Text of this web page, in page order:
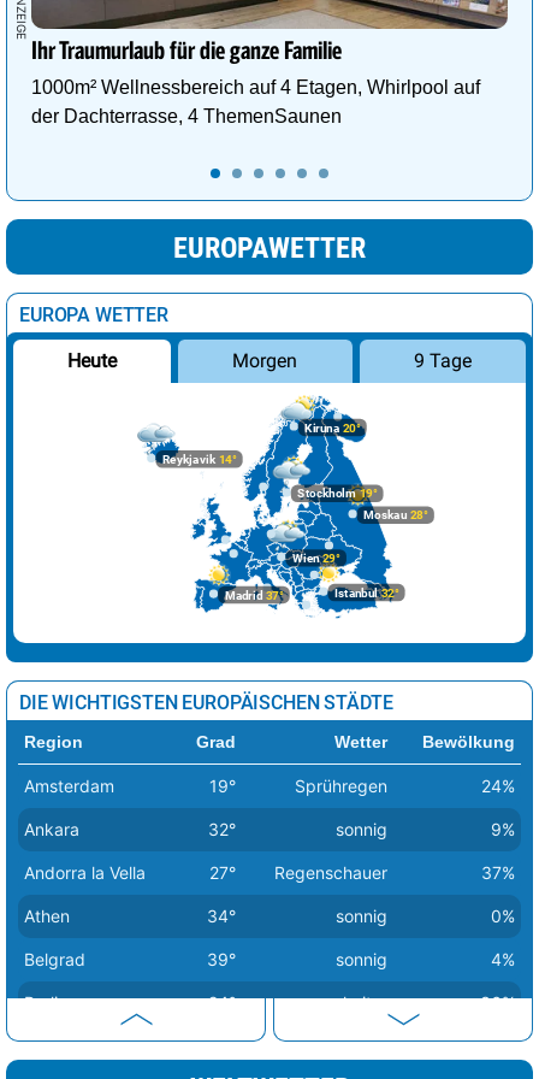
Ihr Traumurlaub für die ganze Familie
1000m² Wellnessbereich auf 4 Etagen, Whirlpool auf
der Dachterrasse, 4 ThemenSaunen
EUROPAWETTER
EUROPA WETTER
Heute Morgen 9 Tage
Kiruna 20°
Reykjavik 14°
Madrid 37°
Moskau 28°
Stockholm19°
Wien29°
Istanbul32°
DIE WICHTIGSTEN EUROPÄISCHEN STÄDTE
Region Grad Wetter Bewölkung
Amsterdam 19° Sprühregen 24%
Ankara 32° sonnig 9%
Andorra la Vella 27° Regenschauer 37%
Athen 34° sonnig 0%
Belgrad 39° sonnig 4%
Berlin 24° heiter 36%
Bern 26° Sprühregen 56%